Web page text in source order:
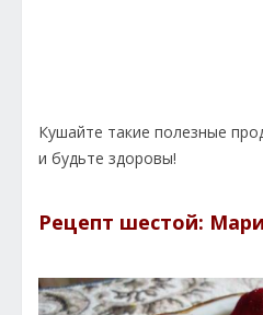
Кушайте такие полезные
и будьте здоровы!
Рецепт шестой: